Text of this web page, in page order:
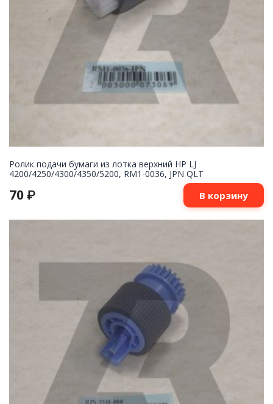
Ролик подачи бумаги из лотка верхний HP LJ
4200/4250/4300/4350/5200, RM1-0036, JPN QLT
70 ₽ В корзину